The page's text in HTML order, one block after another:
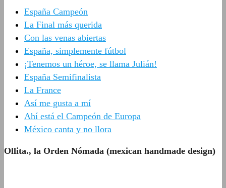
España Campeón
La Final más querida
Con las venas abiertas
España, simplemente fútbol
¡Tenemos un héroe, se llama Julián!
España Semifinalista
La France
Así me gusta a mí
Ahí está el Campeón de Europa
México canta y no llora
Ollita., la Orden Nómada (mexican handmade design)